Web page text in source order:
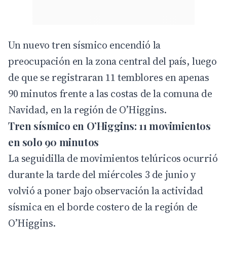
Un nuevo tren sísmico encendió la
preocupación en la zona central del país, luego
de que se registraran 11 temblores en apenas
90 minutos frente a las costas de la comuna de
Navidad, en la región de O’Higgins.
Tren sísmico en O’Higgins: 11 movimientos
en solo 90 minutos
La seguidilla de movimientos telúricos ocurrió
durante la tarde del miércoles 3 de junio y
volvió a poner bajo observación la actividad
sísmica en el borde costero de la región de
O’Higgins.